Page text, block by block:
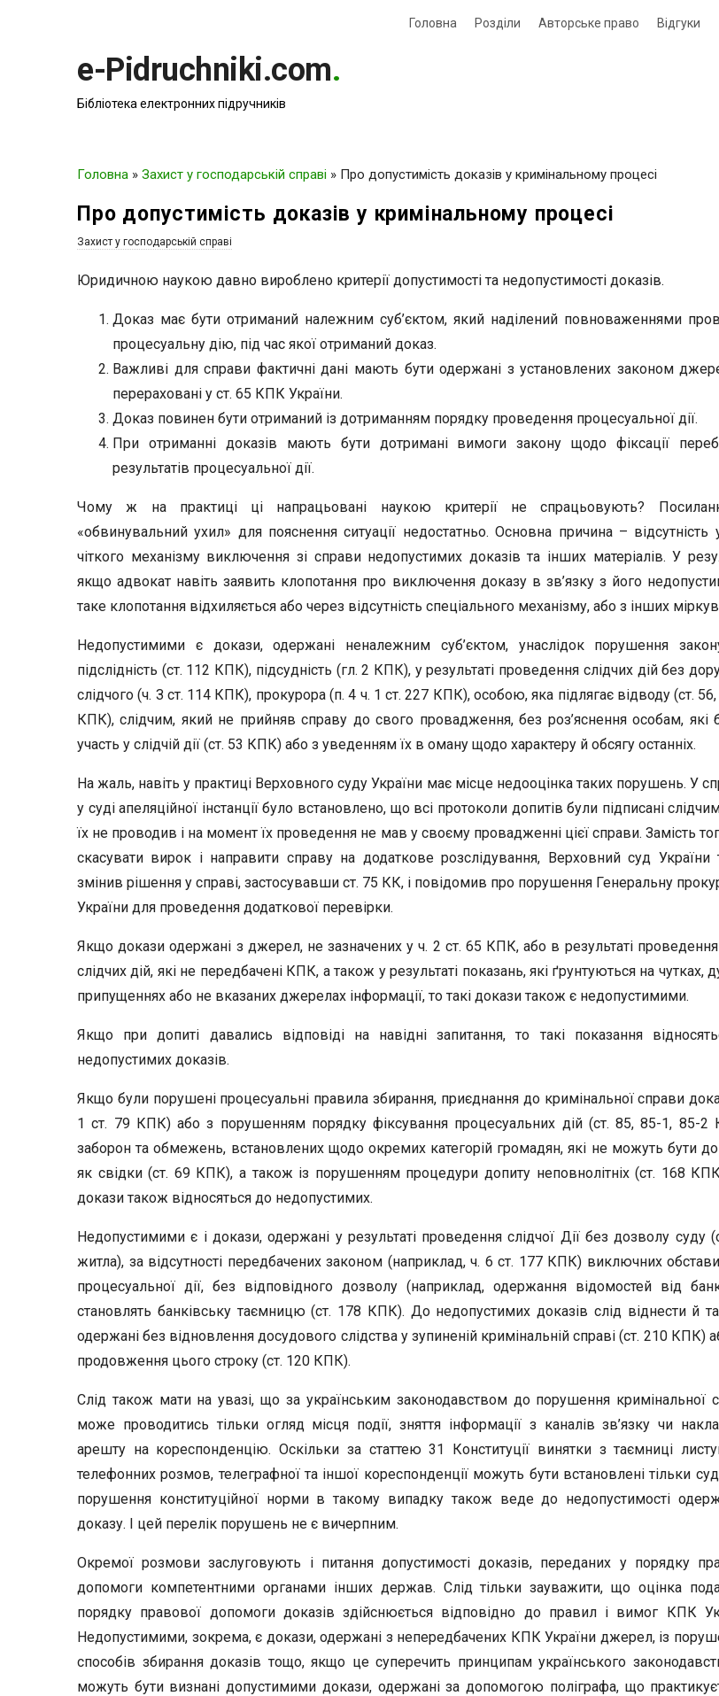
Головна Розділи Авторське право Відгуки
e-Pidruchniki.com.
Бібліотека електронних підручників
Головна » Захист у господарській справі » Про допустимість доказів у кримінальному процесі
Про допустимість доказів у кримінальному процесі
Захист у господарській справі
Юридичною наукою давно вироблено критерії допустимості та недопустимості доказів.
Доказ має бути отриманий належним суб’єктом, який наділений повноваженнями
процесуальну дію, під час якої отриманий доказ.
Важливі для справи фактичні дані мають бути одержані з установлених законом
перераховані у ст. 65 КПК України.
Доказ повинен бути отриманий із дотриманням порядку проведення процесуальної дії.
При отриманні доказів мають бути дотримані вимоги закону щодо фіксації
результатів процесуальної дії.
Чому ж на практиці ці напрацьовані наукою критерії не спрацьовують?
«обвинувальний ухил» для пояснення ситуації недостатньо. Основна причина –
чіткого механізму виключення зі справи недопустимих доказів та інших матеріалів. У
якщо адвокат навіть заявить клопотання про виключення доказу в зв’язку з його
таке клопотання відхиляється або через відсутність спеціального механізму, або з інших
Недопустимими є докази, одержані неналежним суб’єктом, унаслідок порушення
підслідність (ст. 112 КПК), підсудність (гл. 2 КПК), у результаті проведення слідчих дій без
слідчого (ч. З ст. 114 КПК), прокурора (п. 4 ч. 1 ст. 227 КПК), особою, яка підлягає відводу (ст.
КПК), слідчим, який не прийняв справу до свого провадження, без роз’яснення особам, які
участь у слідчій дії (ст. 53 КПК) або з уведенням їх в оману щодо характеру й обсягу останніх.
На жаль, навіть у практиці Верховного суду України має місце недооцінка таких порушень. У
у суді апеляційної інстанції було встановлено, що всі протоколи допитів були підписані
їх не проводив і на момент їх проведення не мав у своєму провадженні цієї справи. Замість
скасувати вирок і направити справу на додаткове розслідування, Верховний суд України
змінив рішення у справі, застосувавши ст. 75 КК, і повідомив про порушення Генеральну
України для проведення додаткової перевірки.
Якщо докази одержані з джерел, не зазначених у ч. 2 ст. 65 КПК, або в результаті
слідчих дій, які не передбачені КПК, а також у результаті показань, які ґрунтуються на чутках,
припущеннях або не вказаних джерелах інформації, то такі докази також є недопустимими.
Якщо при допиті давались відповіді на навідні запитання, то такі показання
недопустимих доказів.
Якщо були порушені процесуальні правила збирання, приєднання до кримінальної справи
1 ст. 79 КПК) або з порушенням порядку фіксування процесуальних дій (ст. 85, 85-1, 85-2
заборон та обмежень, встановлених щодо окремих категорій громадян, які не можуть бути
як свідки (ст. 69 КПК), а також із порушенням процедури допиту неповнолітніх (ст. 168
докази також відносяться до недопустимих.
Недопустимими є і докази, одержані у результаті проведення слідчої Дії без дозволу суду
житла), за відсутності передбачених законом (наприклад, ч. 6 ст. 177 КПК) виключних
процесуальної дії, без відповідного дозволу (наприклад, одержання відомостей від
становлять банківську таємницю (ст. 178 КПК). До недопустимих доказів слід віднести й
одержані без відновлення досудового слідства у зупиненій кримінальній справі (ст. 210 КПК)
продовження цього строку (ст. 120 КПК).
Слід також мати на увазі, що за українським законодавством до порушення кримінальної
може проводитись тільки огляд місця події, зняття інформації з каналів зв’язку чи
арешту на кореспонденцію. Оскільки за статтею 31 Конституції винятки з таємниці
телефонних розмов, телеграфної та іншої кореспонденції можуть бути встановлені тільки
порушення конституційної норми в такому випадку також веде до недопустимості
доказу. І цей перелік порушень не є вичерпним.
Окремої розмови заслуговують і питання допустимості доказів, переданих у порядку
допомоги компетентними органами інших держав. Слід тільки зауважити, що оцінка
порядку правової допомоги доказів здійснюється відповідно до правил і вимог КПК
Недопустимими, зокрема, є докази, одержані з непередбачених КПК України джерел, із
способів збирання доказів тощо, якщо це суперечить принципам українського
можуть бути визнані допустимими докази, одержані за допомогою поліграфа, що